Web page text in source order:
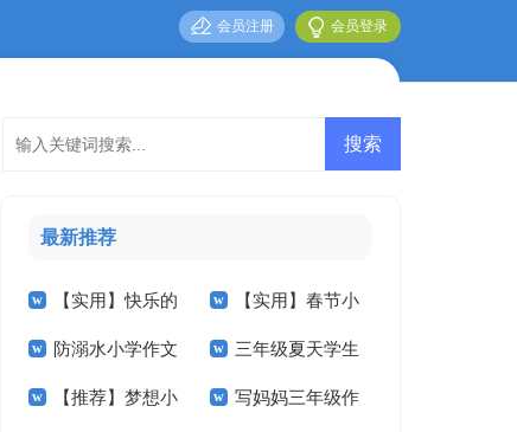
会员登录
会员注册
最新推荐
【实用】快乐的
小学作文300字4篇
【实用】春节小
学作文400字4篇
防溺水小学作文
400字三篇
三年级夏天学生
作文
【推荐】梦想小 写妈妈三年级作